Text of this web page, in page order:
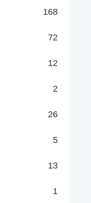
168
72
12
2
26
5
13
1